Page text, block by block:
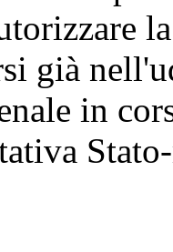
già
in